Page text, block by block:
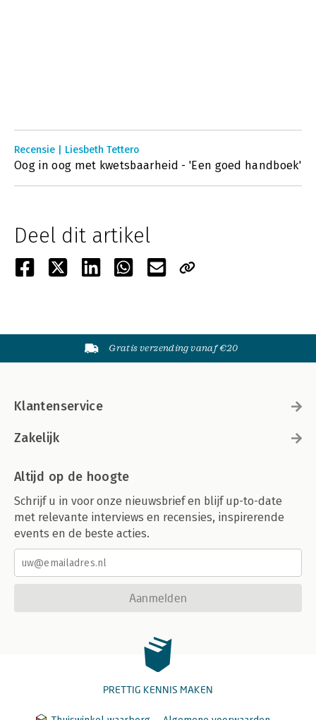
Recensie | Liesbeth Tettero
Oog in oog met kwetsbaarheid - 'Een goed handboek'
Deel dit artikel
Gratis verzending vanaf €20
Klantenservice
Zakelijk
Altijd op de hoogte
Schrijf u in voor onze nieuwsbrief en blijf up-to-date
met relevante interviews en recensies, inspirerende
events en de beste acties.
Aanmelden
PRETTIG KENNIS MAKEN